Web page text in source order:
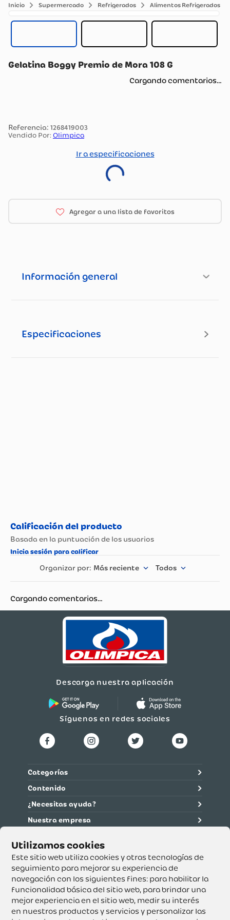
Este sitio web utiliza cookies y otras tecnologías de
seguimiento para mejorar su experiencia de
navegación con los siguientes fines: para habilitar la
funcionalidad básica del sitio web, para brindar una
mejor experiencia en el sitio web, medir su interés
en nuestros productos y servicios y personalizar las
Supermercado Refrigerados Alimentos Refrigerados
Gelatina Boggy Premio de Mora 108 G
Cargando comentarios…
: 1268419003
Vendido Por: Olimpica
Ir a especificaciones
Información general
Especificaciones
Más reciente Todos
Cargando comentarios…
Descarga nuestra aplicación
Síguenos en redes sociales
Categorías
Contenido
¿Necesitas ayuda?
Nuestra empresa
Supertiendas y Drogería Olímpica S.A. - Nit 890.107.487 -
Dirección de notificación: Calle 53 No. 46-192 local 3-01
Teléfono: 3232540999 - Correo:
servicioalcliente@olimpica.com.co